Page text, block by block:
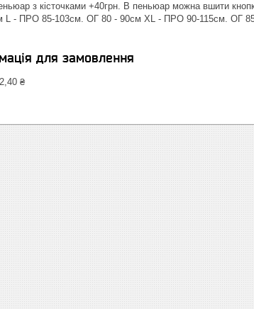
з кісточками +40грн. В пеньюар можна вшити
L - ПРО 85-103см. ОГ 80 - 90см XL - ПРО 90-115см. ОГ
для замовлення
₴